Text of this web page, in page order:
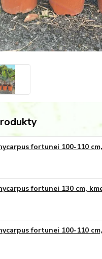
fortunei 100-110
fortunei 130 cm,
fortunei 100-110